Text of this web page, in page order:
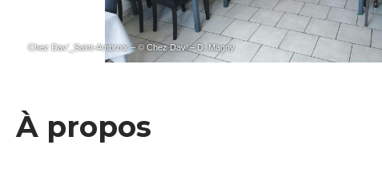
Chez Dav’_Saint-Ambroix – © Chez Dav’ – D. Magny
À propos